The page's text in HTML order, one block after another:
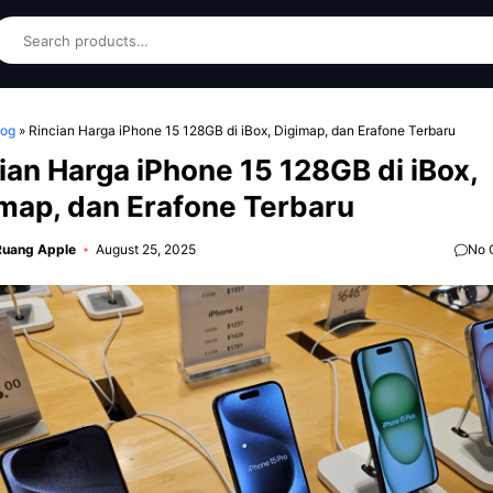
» Rincian Harga iPhone 15 128GB di iBox, Digimap, dan Erafone Terbaru
Harga iPhone 15 128GB di iBox,
dan Erafone Terbaru
Apple August 25, 2025 No